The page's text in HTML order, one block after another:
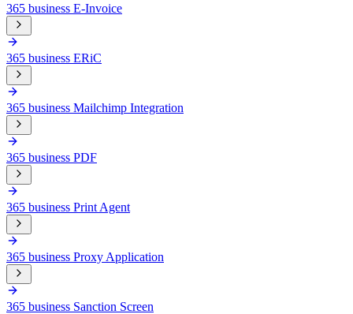
365 business E-Invoice
365 business ERiC
365 business Mailchimp Integration
365 business PDF
365 business Print Agent
365 business Proxy Application
365 business Sanction Screen